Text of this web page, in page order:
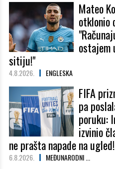
Mateo
otklonio
ostajem
sitiju!"
4.8.2026. ENGLESKA
FIFA
pa
poruku:
izvinio
ne prašta napade na ugled!
6.8.2026. MEĐUNARODNI ...